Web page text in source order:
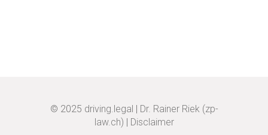
© 2025 driving.legal | Dr. Rainer Riek (zp-
law.ch) | Disclaimer